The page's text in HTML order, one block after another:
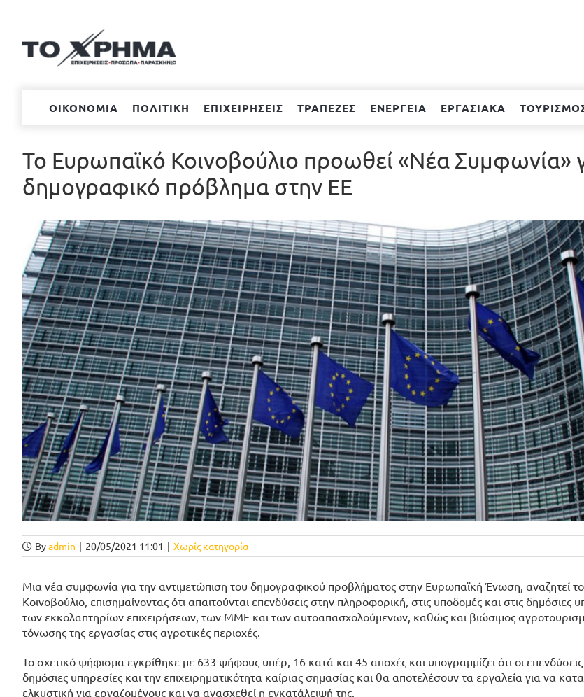
περιεχόμενο
ΟΙΚΟΝΟΜΙΑ ΠΟΛΙΤΙΚΗ ΕΠΙΧΕΙΡΗΣΕΙΣ ΤΡΑΠΕΖΕΣ ΕΝΕΡΓΕΙΑ ΕΡΓΑΣΙΑΚΑ
Το Ευρωπαϊκό Κοινοβούλιο προωθεί «Νέα Συμφωνία»
δημογραφικό πρόβλημα στην ΕΕ
Προβολή
μεγαλύτερης
εικόνας
Byadmin | 20/05/2021 11:01 | Χωρίς κατηγορία
Μια νέα συμφωνία για την αντιμετώπιση του δημογραφικού προβλήματος στην Ευρωπαϊκή Ένωση, αναζητεί
Κοινοβούλιο, επισημαίνοντας ότι απαιτούνται επενδύσεις στην πληροφορική, στις υποδομές και στις δημόσιες
των εκκολαπτηρίων επιχειρήσεων, των ΜΜΕ και των αυτοαπασχολούμενων, καθώς και βιώσιμος
τόνωσης της εργασίας στις αγροτικές περιοχές.
Το σχετικό ψήφισμα εγκρίθηκε με 633 ψήφους υπέρ, 16 κατά και 45 αποχές και υπογραμμίζει ότι οι επενδύσεις
δημόσιες υπηρεσίες και την επιχειρηματικότητα καίριας σημασίας και θα αποτελέσουν τα εργαλεία για να
ελκυστική για εργαζομένους και να ανασχεθεί η εγκατάλειψή της.